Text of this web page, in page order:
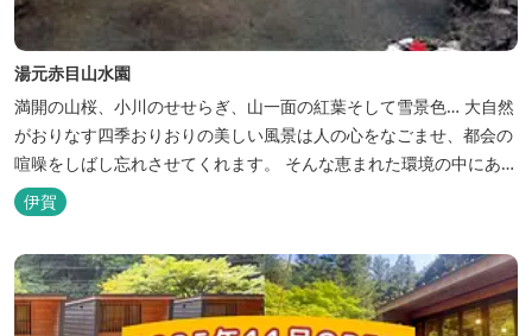
湯元赤目山水園
満開の山桜、小川のせせらぎ、山一面の紅葉そして雪景色… 大自然
がおりなす四季おりおりの美しい風景は人の心をなごませ、都会の
喧噪をしばし忘れさせてくれます。 そんな恵まれた環境の中にあ
る、純和風造りの閑静なたたずまい …それが赤目山水園です。 ま
た、赤目山水園の園内からこんこんと湧き出る天然温泉「赤目温泉
んでいただいておりま...
伊賀